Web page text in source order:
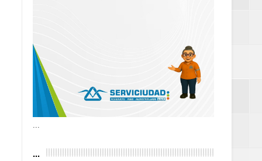
sin
Gobierno de
de la Mujer
...